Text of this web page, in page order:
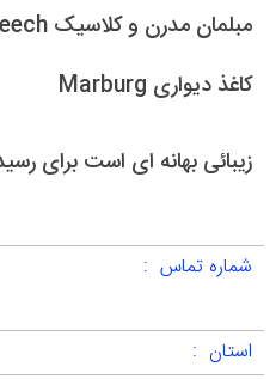
مبلمان مدرن و کلاسیک italiteech
کاغذ دیواری Marburg
زیبائی بهانه ای است برای
شماره تماس :
استان :